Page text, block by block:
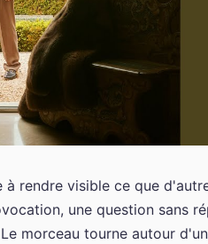
rendre visible ce que
une question sans
morceau tourne autour